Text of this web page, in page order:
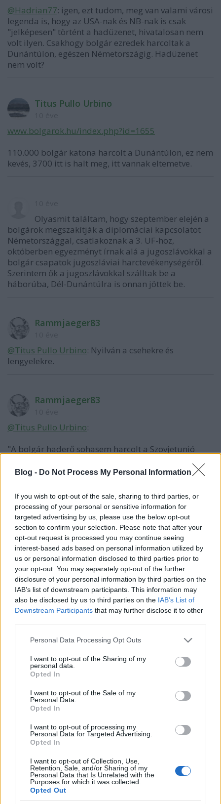
Blog - Do Not Process My Personal Information
If you wish to opt-out of the sale, sharing to third parties, or
processing of your personal or sensitive information for
targeted advertising by us, please use the below opt-out
section to confirm your selection. Please note that after your
opt-out request is processed you may continue seeing
interest-based ads based on personal information utilized by
us or personal information disclosed to third parties prior to
your opt-out. You may separately opt-out of the further
disclosure of your personal information by third parties on the
IAB’s list of downstream participants. This information may
also be disclosed by us to third parties on the IAB’s List of
Downstream Participants that may further disclose it to other
Please note that this website/app uses one or more Google
not limited to your visit or usage behaviour. You may click to
grant or deny consent to Google and its third-party tags to
use your data for below specified purposes in below Google
consent section.
Personal Data Processing Opt Outs
I want to opt-out of the Sharing of my
personal data.
Opted In
I want to opt-out of the Sale of my
Personal Data.
Opted In
I want to opt-out of processing my
Personal Data for Targeted Advertising.
Opted In
I want to opt-out of Collection, Use,
Retention, Sale, and/or Sharing of my
Personal Data that Is Unrelated with the
Purposes for which it was collected.
Opted Out
@Hadrian77: igen, ezt tudom, meg van valami városi
legenda is, hogy az USA-nak és NB-nak is csak
"jelképesen" történt a hadüzenet, hivatalosan nem
volt ilyen. Csakhogy bolgár ezredek harcoltak a
Dunántúlon, egészen Németországig. Hadüzenet
nem volt?
Titus Pullo Urbino
www.bolgarok.hu/index.php?id=1655
110.000 bolgár katona harcolt a Dunántúlon, ez nem
kevés, 3700 itt is halt meg, itt vannak eltemetve.
Olyasmit találtam, hogy szeptember elején a
bolgárok megszakítják a diplomáciai kapcsolatot
Németországgal, csatlakoznak a 3. UF-hoz,
októberben egyezményt írnak alá a jugoszlávokkal a
bolgár csapatok jugoszláviai harctevékenységéről.
Szerintem ők a jugoszlávokkal szálltak be a
háborúba, Dél-Dunántúlra is onnan jöttek be.
Rammjaeger83
@Titus Pullo Urbino: Nyilván a csehekre és
lengyelekre.
Rammjaeger83
@Titus Pullo Urbino:
"A bolgár haderő sohasem harcolt a Szovjetunió
5-én a bolgár kormánynak átadott jegyzékben
„minthogy Bulgária a valóságban régóta
hadiállapotban van a Szovjetunióval, ezek után a
Szovjetunió is hadiállapotban lesz Bulgáriával”.
A bolgár kormány szeptember 8-án hadat üzent
ugyan Németországnak, de a szovjeteket már ez sem
állította meg."
mek.oszk.hu/05000/05068/html/
Titus Pullo Urbino
@Rammjaeger83 : akkor jól sejtem, hogy
Magyarország ellen nem volt bolgár hadüzenet? Úgy
látszik, az ottani külügyminisztériumban nem volt
latin betűs írógép.
10 éve
@Titus Pullo Urbino
Bárcsak az akkori politikai és katonai vezetésünknek,
valamint a tisztikarunknak lett volna "gumigerince".
Az idézőjel nem véletlen: a románok nem az
antikommunista ideológia, hanem nemzetük